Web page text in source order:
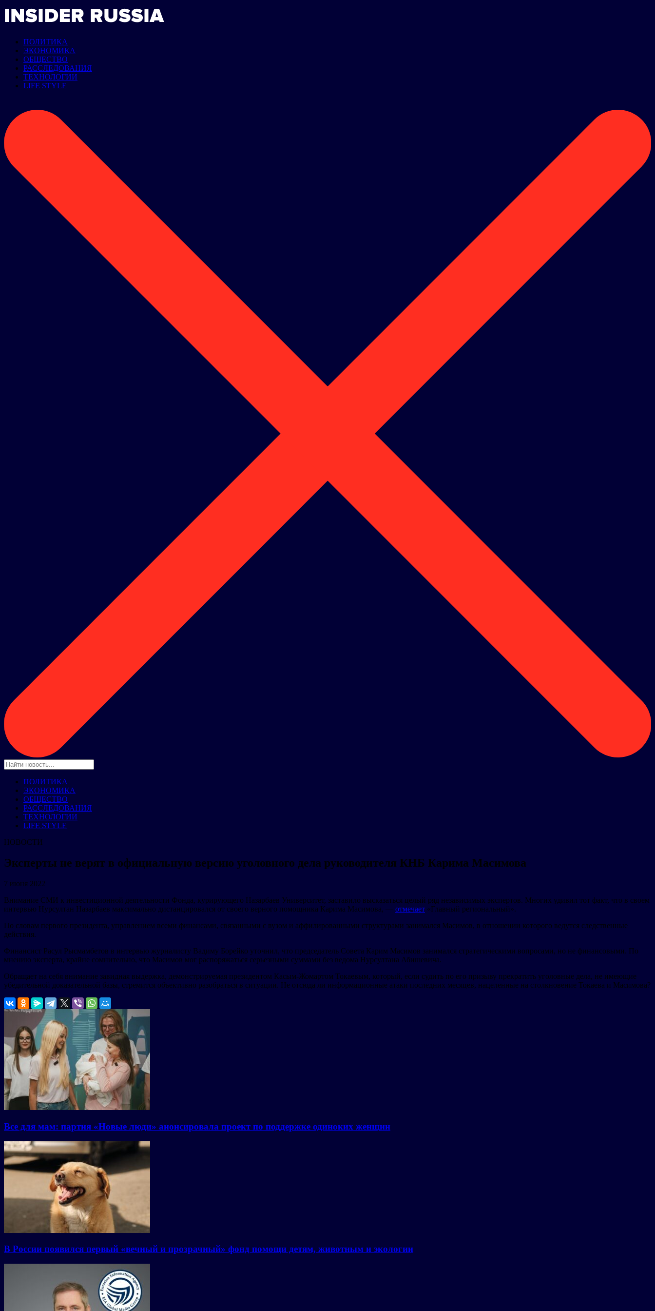
ПОЛИТИКА
ЭКОНОМИКА
ОБЩЕСТВО
РАССЛЕДОВАНИЯ
ТЕХНОЛОГИИ
LIFE STYLE
ПОЛИТИКА
ЭКОНОМИКА
ОБЩЕСТВО
РАССЛЕДОВАНИЯ
ТЕХНОЛОГИИ
LIFE STYLE
НОВОСТИ
Эксперты не верят в официальную версию уголовного дела руководителя КНБ Карима Масимова
7 июня 2022
Внимание СМИ к инвестиционной деятельности Фонда, курирующего Назарбаев Университет, заставило высказаться целый ряд независимых экспертов. Многих удивил тот факт, что в своем
интервью Нурсултан Назарбаев максимально дистанцировался от своего верного помощника Карима Масимова, — отмечает «Главный региональный».
По словам первого президента, управлением всеми финансами, связанными с вузом и аффилированными структурами занимался Масимов, в отношении которого ведутся следственные
действия.
Финансист Расул Рысмамбетов в интервью журналисту Вадиму Борейко уточнил, что председатель Совета Карим Масимов занимался стратегическими вопросами, но не финансовыми. По
мнению эксперта, крайне сомнительно, что Масимов мог распоряжаться серьезными суммами без ведома Нурсултана Абишевича.
Обращает на себя внимание завидная выдержка, демонстрируемая президентом Касым-Жомартом Токаевым, который, если судить по его призыву прекратить уголовные дела, не имеющие
убедительной доказательной базы, стремится объективно разобраться в ситуации. Не отсюда ли информационные атаки последних месяцев, нацеленные на столкновение Токаева и Масимова?
Все для мам: партия «Новые люди» анонсировала проект по поддержке одиноких женщин
В России появился первый «вечный и прозрачный» фонд помощи детям, животным и экологии